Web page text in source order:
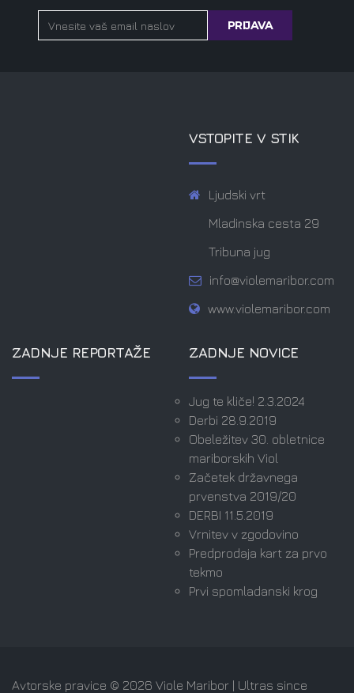
VSTOPITE V STIK
Ljudski vrt
Mladinska cesta 29
Tribuna jug
info@violemaribor.com
www.violemaribor.com
ZADNJE REPORTAŽE ZADNJE NOVICE
Jug te kliče! 2.3.2024
Derbi 28.9.2019
Obeležitev 30. obletnice
mariborskih Viol
Začetek državnega
prvenstva 2019/20
DERBI 11.5.2019
Vrnitev v zgodovino
Predprodaja kart za prvo
tekmo
Prvi spomladanski krog
Avtorske pravice © 2026 Viole Maribor | Ultras since